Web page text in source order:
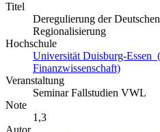
Titel
Deregulierung der
Regionalisierung
Hochschule
Universität Duisburg-Essen
Finanzwissenschaft)
Veranstaltung
Seminar Fallstudien VWL
Note
1,3